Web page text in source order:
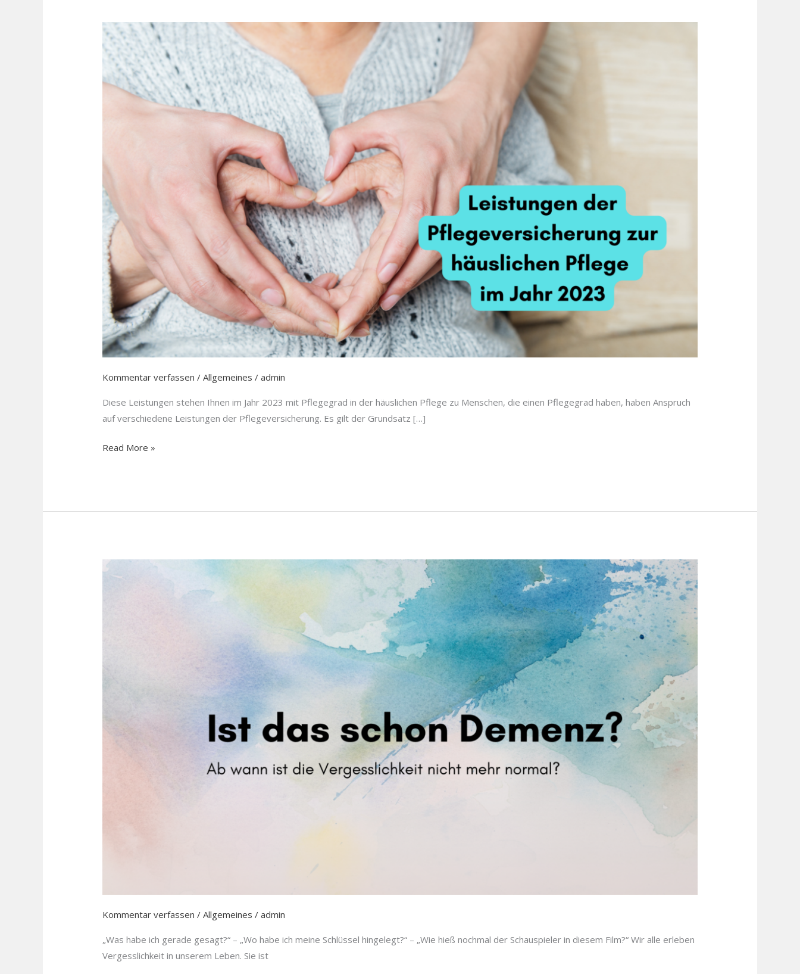
Kommentar verfassen /Allgemeines /admin
Diese Leistungen stehen Ihnen im Jahr 2023 mit Pflegegrad in der häuslichen Pflege zu Menschen, die einen Pflegegrad haben, haben Anspruch
auf verschiedene Leistungen der Pflegeversicherung. Es gilt der Grundsatz […]
Read More »
Kommentar verfassen /Allgemeines /admin
„Was habe ich gerade gesagt?“ – „Wo habe ich meine Schlüssel hingelegt?“ – „Wie hieß nochmal der Schauspieler in diesem Film?“ Wir alle erleben
Vergesslichkeit in unserem Leben. Sie ist